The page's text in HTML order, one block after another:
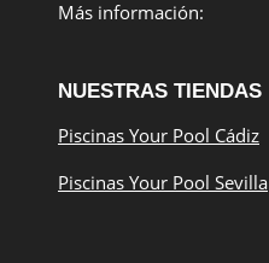
Más información:
NUESTRAS TIENDAS
Piscinas Your Pool Cádiz
Piscinas Your Pool Sevilla